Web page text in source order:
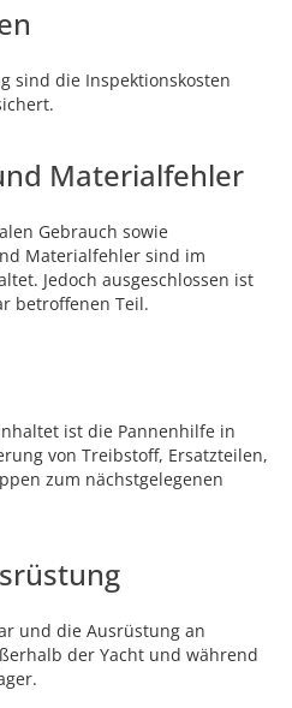
sind die Inspektionskosten
Materialfehler
Gebrauch sowie
Materialfehler sind im
Jedoch ausgeschlossen ist
betroffenen Teil.
ist die Pannenhilfe in
von Treibstoff, Ersatzteilen,
zum nächstgelegenen
und die Ausrüstung an
der Yacht und während